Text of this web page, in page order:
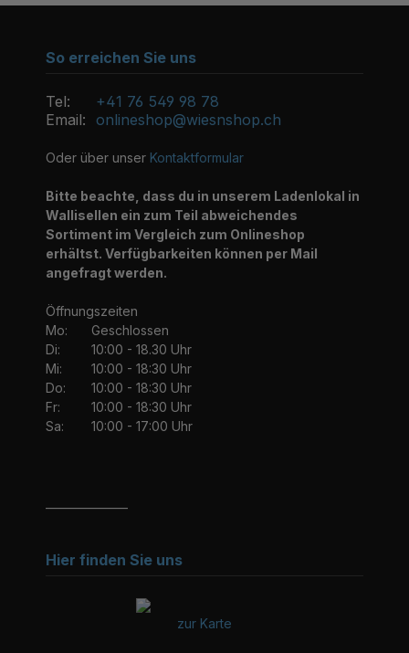
So erreichen Sie uns
Tel:
+41 76 549 98 78
Email: onlineshop@wiesnshop.ch
Oder über unser Kontaktformular
Bitte beachte, dass du in unserem Ladenlokal in
Wallisellen ein zum Teil abweichendes
Sortiment im Vergleich zum Onlineshop
erhältst. Verfügbarkeiten können per Mail
angefragt werden.
Öffnungszeiten
Mo:
Geschlossen
Di:
10:00 - 18.30 Uhr
Mi:
10:00 - 18:30 Uhr
Do:
10:00 - 18:30 Uhr
Fr:
10:00 - 18:30 Uhr
Sa:
10:00 - 17:00 Uhr
Hier finden Sie uns
zur Karte